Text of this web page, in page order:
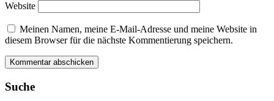
Website
Meinen Namen, meine E-Mail-Adresse und meine Website in
diesem Browser für die nächste Kommentierung speichern.
Suche